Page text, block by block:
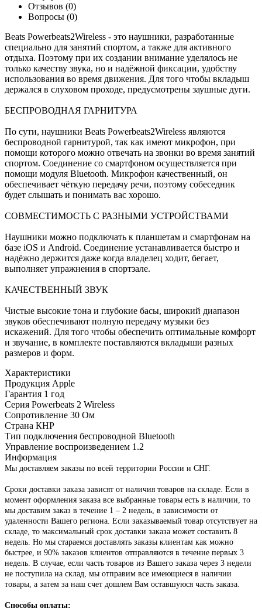
Отзывов (0)
Вопросы (0)
Beats Powerbeats2Wireless - это наушники, разработанные
специально для занятий спортом, а также для активного
отдыха. Поэтому при их создании внимание уделялось не
только качеству звука, но и надёжной фиксации, удобству
использования во время движения. Для того чтобы вкладыш
держался в слуховом проходе, предусмотрены заушные дуги.
БЕСПРОВОДНАЯ ГАРНИТУРА
По сути, наушники Beats Powerbeats2Wireless являются
беспроводной гарнитурой, так как имеют микрофон, при
помощи которого можно отвечать на звонки во время занятий
спортом. Соединение со смартфоном осуществляется при
помощи модуля Bluetooth. Микрофон качественный, он
обеспечивает чёткую передачу речи, поэтому собеседник
будет слышать и понимать вас хорошо.
СОВМЕСТИМОСТЬ С РАЗНЫМИ УСТРОЙСТВАМИ
Наушники можно подключать к планшетам и смартфонам на
базе iOS и Android. Соединение устанавливается быстро и
надёжно держится даже когда владелец ходит, бегает,
выполняет упражнения в спортзале.
КАЧЕСТВЕННЫЙ ЗВУК
Чистые высокие тона и глубокие басы, широкий диапазон
звуков обеспечивают полную передачу музыки без
искажений. Для того чтобы обеспечить оптимальные комфорт
и звучание, в комплекте поставляются вкладыши разных
размеров и форм.
Характеристики
Продукция Apple
Гарантия 1 год
Серия Powerbeats 2 Wireless
Сопротивление 30 Ом
Страна КНР
Тип подключения беспроводной Bluetooth
Управление воспроизведением 1.2
Информация
Мы доставляем заказы по всей территории России и СНГ.
Сроки доставки заказа зависят от наличия товаров на складе. Если в
момент оформления заказа все выбранные товары есть в наличии, то
мы доставим заказ в течение 1 – 2 недель, в зависимости от
удаленности Вашего региона. Если заказываемый товар отсутствует на
складе, то максимальный срок доставки заказа может составить 8
недель. Но мы стараемся доставлять заказы клиентам как можно
быстрее, и 90% заказов клиентов отправляются в течение первых 3
недель. В случае, если часть товаров из Вашего заказа через 3 недели
не поступила на склад, мы отправим все имеющиеся в наличии
товары, а затем за наш счет дошлем Вам оставшуюся часть заказа.
Способы оплаты: